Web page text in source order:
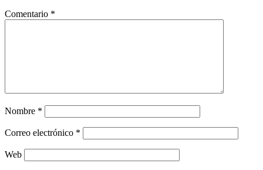
Comentario *
Nombre *
Correo electrónico *
Web